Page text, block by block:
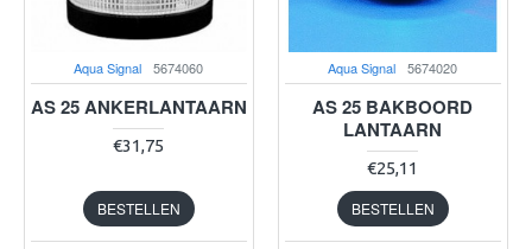
Aqua Signal 5674060
AS 25 ANKERLANTAARN
€31,75
BESTELLEN
Aqua Signal 5674020
AS 25 BAKBOORD
LANTAARN
€25,11
BESTELLEN